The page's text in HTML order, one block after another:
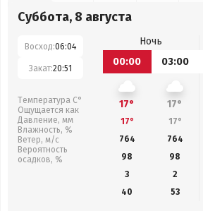
Суббота, 8 августа
Восход:06:04
Закат:20:51
Температура С°
Ощущается как
Давление, мм
Влажность, %
Ветер, м/с
Вероятность
осадков, %
Ночь
00:00
03:00
17° 17°
17° 17°
764
764
98
98
3
2
40
53